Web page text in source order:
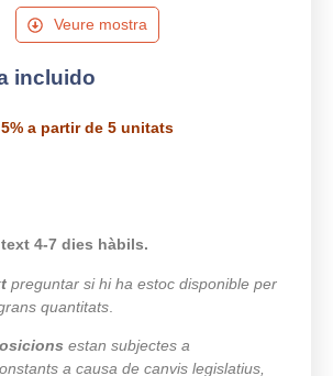
Veure mostra
incluido
a partir de 5 unitats
4-7 dies hàbils.
preguntar si hi ha estoc disponible per
quantitats
estan subjectes a
a causa de canvis legislatius,